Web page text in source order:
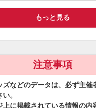
もっと見る
注意事項
ズなどのデータは、必ず主催
。
上に掲載されている情報の内